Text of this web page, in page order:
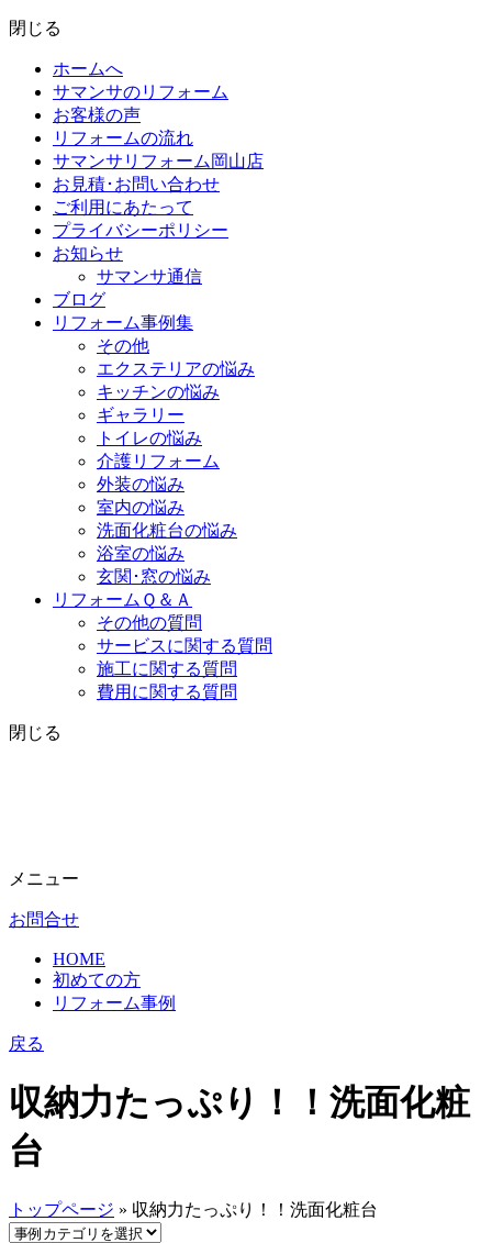
閉じる
ホームへ
サマンサのリフォーム
お客様の声
リフォームの流れ
サマンサリフォーム岡山店
お見積･お問い合わせ
ご利用にあたって
プライバシーポリシー
お知らせ
サマンサ通信
ブログ
リフォーム事例集
その他
エクステリアの悩み
キッチンの悩み
ギャラリー
トイレの悩み
介護リフォーム
外装の悩み
室内の悩み
洗面化粧台の悩み
浴室の悩み
玄関･窓の悩み
リフォームＱ＆Ａ
その他の質問
サービスに関する質問
施工に関する質問
費用に関する質問
閉じる
メニュー
お問合せ
HOME
初めての方
リフォーム事例
戻る
収納力たっぷり！！洗面化粧
台
トップページ » 収納力たっぷり！！洗面化粧台